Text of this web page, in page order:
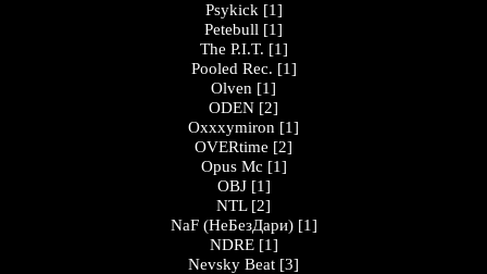
Psykick [1]
Petebull [1]
The P.I.T. [1]
Pooled Rec. [1]
Olven [1]
ODEN [2]
Oxxxymiron [1]
OVERtime [2]
Opus Mc [1]
OBJ [1]
NTL [2]
NaF (НеБезДари) [1]
NDRE [1]
Nevsky Beat [3]